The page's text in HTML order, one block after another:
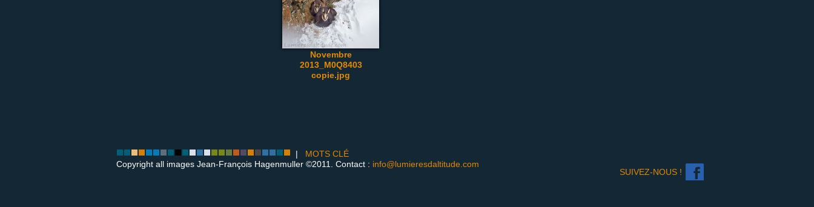
Novembre
2013_M0Q8403
copie.jpg
| MOTS CLÉ
Copyright all images Jean-François Hagenmuller ©2011. Contact : info@lumieresdaltitude.com
SUIVEZ-NOUS !